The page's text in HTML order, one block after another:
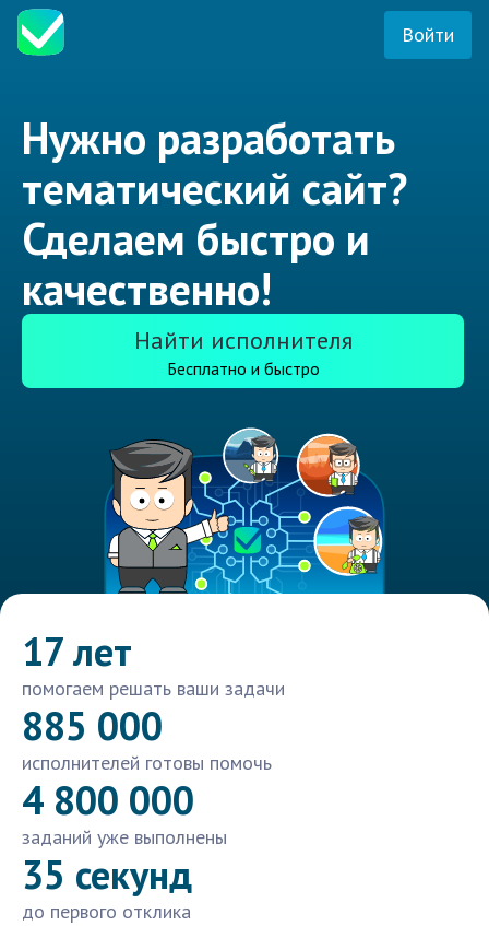
Войти
Нужно разработать
тематический сайт?
Сделаем быстро и
качественно!
Найти исполнителя
Бесплатно и быстро
17 лет
помогаем решать ваши задачи
885 000
исполнителей готовы помочь
4 800 000
заданий уже выполнены
35 секунд
до первого отклика